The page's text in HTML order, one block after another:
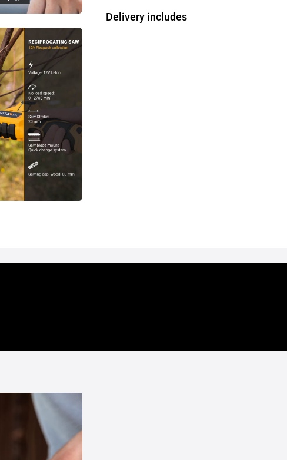
Delivery includes